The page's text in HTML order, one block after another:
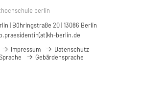
berlin
| Bühringstraße 20 | 13086 Berlin
berlin.de
Impressum
Datenschutz
Gebärdensprache